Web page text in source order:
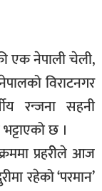
एक नेपाली चेली,
विराटनगर
रन्जना सहनी
छ ।
प्रहरीेले आज
रहेको ‘परमान’